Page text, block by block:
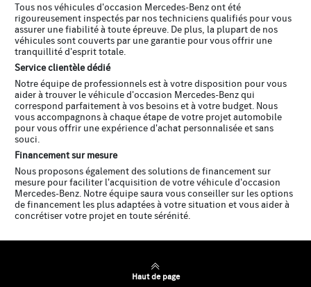
Tous nos véhicules d'occasion Mercedes-Benz ont été
rigoureusement inspectés par nos techniciens qualifiés pour vous
assurer une fiabilité à toute épreuve. De plus, la plupart de nos
véhicules sont couverts par une garantie pour vous offrir une
tranquillité d'esprit totale.
Service clientèle dédié
Notre équipe de professionnels est à votre disposition pour vous
aider à trouver le véhicule d'occasion Mercedes-Benz qui
correspond parfaitement à vos besoins et à votre budget. Nous
vous accompagnons à chaque étape de votre projet automobile
pour vous offrir une expérience d'achat personnalisée et sans
souci.
Financement sur mesure
Nous proposons également des solutions de financement sur
mesure pour faciliter l'acquisition de votre véhicule d'occasion
Mercedes-Benz. Notre équipe saura vous conseiller sur les options
de financement les plus adaptées à votre situation et vous aider à
concrétiser votre projet en toute sérénité.
Haut de page